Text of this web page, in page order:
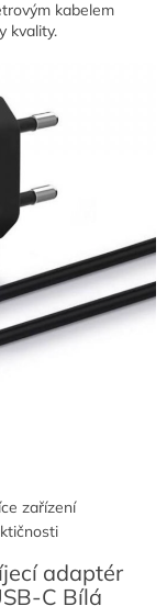
kabelem
kvality.
zařízení
adaptér
C Bílá